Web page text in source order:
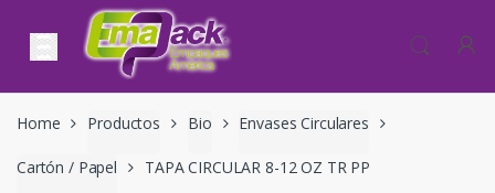
Skip to navigation
Skip to content
Home Productos Bio Envases Circulares
Cartón / Papel TAPA CIRCULAR 8-12 OZ TR PP